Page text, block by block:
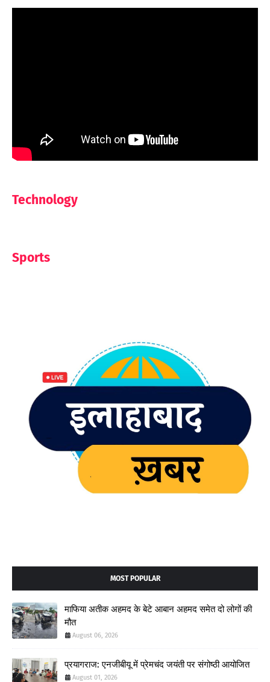
Technology
Sports
MOST POPULAR
माफिया अतीक अहमद के बेटे आबान अहमद समेत दो लोगों की
मौत
August 06, 2026
प्रयागराज: एनजीबीयू में प्रेमचंद जयंती पर संगोष्ठी आयोजित
August 01, 2026